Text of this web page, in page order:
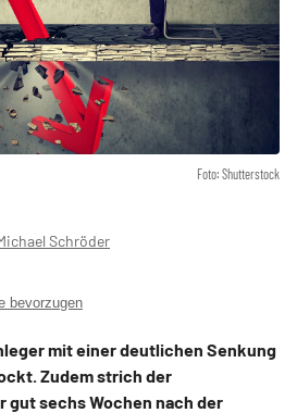
Foto: Shutterstock
Schröder
bevorzugen
mit einer deutlichen Senkung
Zudem strich der
gut sechs Wochen nach der